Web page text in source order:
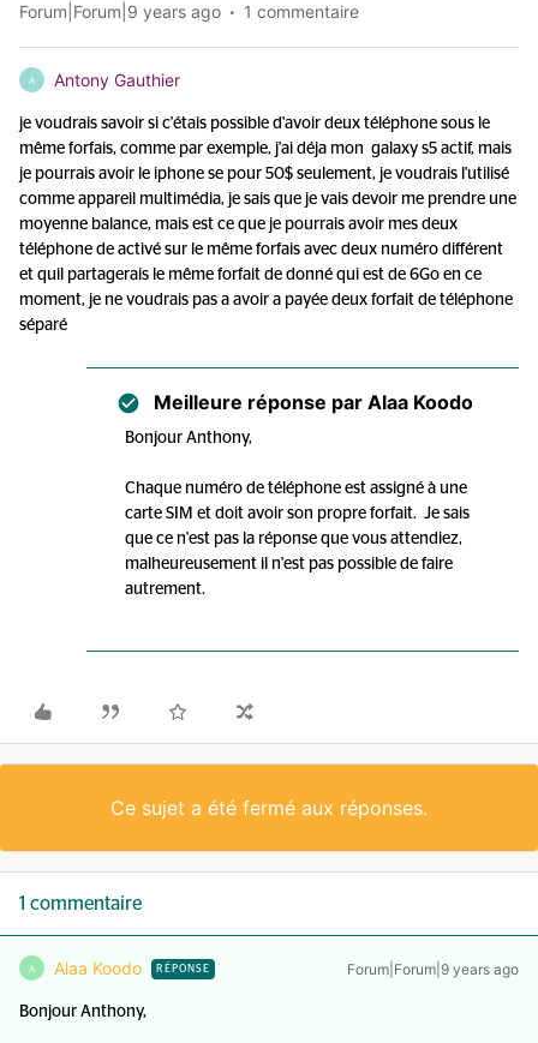
Forum|Forum|9 years ago 1 commentaire
A Antony Gauthier
je voudrais savoir si c'étais possible d'avoir deux téléphone sous le
même forfais, comme par exemple, j'ai déja mon galaxy s5 actif, mais
je pourrais avoir le iphone se pour 50$ seulement, je voudrais l'utilisé
comme appareil multimédia, je sais que je vais devoir me prendre une
moyenne balance, mais est ce que je pourrais avoir mes deux
téléphone de activé sur le même forfais avec deux numéro différent
et quil partagerais le même forfait de donné qui est de 6Go en ce
moment, je ne voudrais pas a avoir a payée deux forfait de téléphone
séparé
Meilleure réponse par Alaa Koodo
Bonjour Anthony,
Chaque numéro de téléphone est assigné à une
carte SIM et doit avoir son propre forfait. Je sais
que ce n'est pas la réponse que vous attendiez,
malheureusement il n'est pas possible de faire
autrement.
Ce sujet a été fermé aux réponses.
1 commentaire
A Alaa Koodo RÉPONSE Forum|Forum|9 years ago
Bonjour Anthony,